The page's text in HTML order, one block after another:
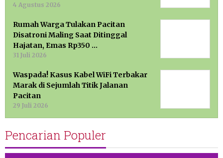
4 Agustus 2026
Rumah Warga Tulakan Pacitan
Disatroni Maling Saat Ditinggal
Hajatan, Emas Rp350 …
31 Juli 2026
Waspada! Kasus Kabel WiFi Terbakar
Marak di Sejumlah Titik Jalanan
Pacitan
29 Juli 2026
Pencarian Populer